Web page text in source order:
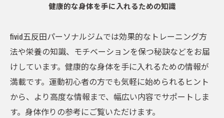
健康的な身体を手に入れるための知識
fivid五反田パーソナルジムでは効果的なトレーニング方
法や栄養の知識、モチベーションを保つ秘訣などをお届
けしています。健康的な身体を手に入れるための情報が
満載です。運動初心者の方でも気軽に始められるヒント
から、より高度な情報まで、幅広い内容でサポートしま
す。身体作りの参考にご覧いただけます。